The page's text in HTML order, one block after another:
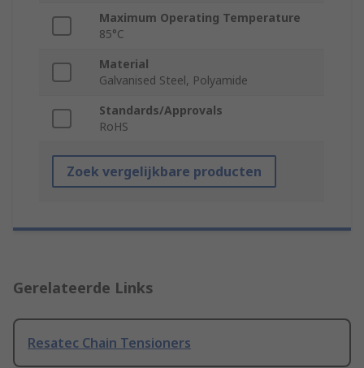
Maximum Operating Temperature
85°C
Material
Galvanised Steel, Polyamide
Standards/Approvals
RoHS
Zoek vergelijkbare producten
Gerelateerde Links
Resatec Chain Tensioners